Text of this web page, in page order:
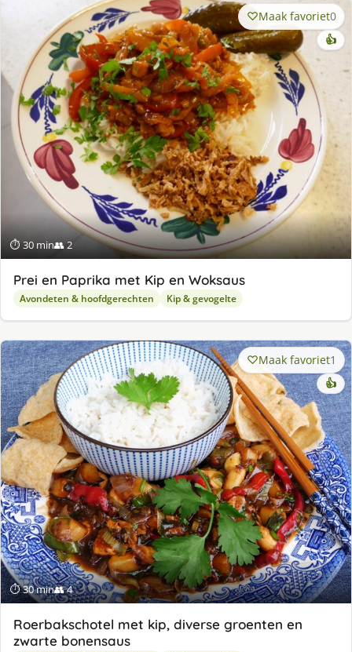
⏱ 30 min👥 2
Maak favoriet0
👍
Prei en Paprika met Kip en Woksaus
Avondeten & hoofdgerechten Kip & gevogelte
⏱ 30 min👥 4
Maak favoriet1
👍
Roerbakschotel met kip, diverse groenten en
zwarte bonensaus